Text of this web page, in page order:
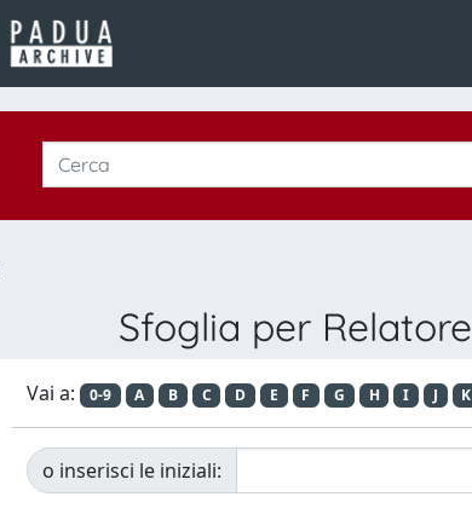
Sfoglia per Relatore
Vai a: 0-9 A B C D E F G H I J K
o inserisci le iniziali: